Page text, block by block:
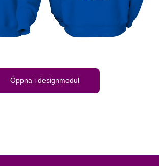
Öppna i designmodul